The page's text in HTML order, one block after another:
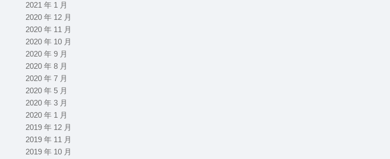
2021 年 1 月
2020 年 12 月
2020 年 11 月
2020 年 10 月
2020 年 9 月
2020 年 8 月
2020 年 7 月
2020 年 5 月
2020 年 3 月
2020 年 1 月
2019 年 12 月
2019 年 11 月
2019 年 10 月